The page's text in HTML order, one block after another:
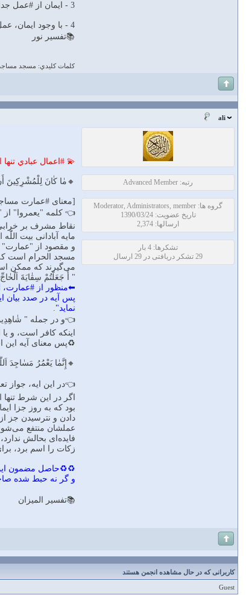
3 - ايمان از #عمل جدا نيست، آمَنَ‌ ... وَ أَقٰامَ‌ نماز از #زكات جدا نيست، «أَقٰامَ‌ اَلصَّلاٰةَ وَ آتَى اَلزَّكٰاةَ‌»
4 - با وجود ايمان، عمل صالح، نماز، زكات و شجاعت، باز هم مغرور نشويم، هنوز خطر انحراف وجود دارد. «فَعَسىٰ أُولٰئِكَ أَنْ يَكُونُوا مِنَ اَلْمُهْتَدِينَ‌»
📚تفسیر نور
كلمات كليدي: مسجد
ali
رتبه: Advanced Member
گروه ها: Moderator, Administrators, member
تاریخ عضویت: 1390/03/24
ارسالها: 2,374
تشکرها: 4 بار
29 تشکر دریافتی در 29 ارسال
💫 #اعمال عبادي
🔸مٰا كٰانَ لِلْمُشْرِكِينَ
[معناى #عمارت
👈 كلمه "يعمروا"
نقاط مشرف بر خرابى
مايه آبادانى بيت
و مقصود از "عمارت"
مسجد الحرام است كه
مى‌گيرند كه ممكن
" أَ جَعَلْتُمْ سِقٰايَةَ
⬅منظور از #عمارت،
پس آيه در صدد بيان
نمايد".
👈و در جمله "
اينكه كافر است، و
♻پس معناى آيه اين
🔸إِنَّمٰا يَعْمُرُ مَسٰاجِدَ
👈در اين ايه، جواز
اگر در اين شرط
بود كه به روز جزا
دادن و نترسيدن جز
عملشان منتفع
فايده‌اى بحالش
زكات را اسم برد،
♻♻حاصل مضمون اين
و گر نه حبط شده
📚تفسير الميزان
کاربرانی که در حال مشاهده انجمن هستند
Guest